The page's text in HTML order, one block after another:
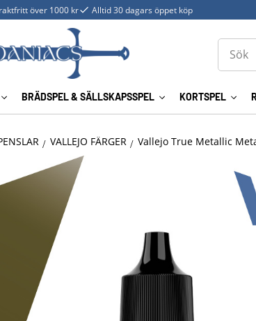
över 1000 kr Alltid 30 dagars öppet köp
BRÄDSPEL & SÄLLSKAPSSPEL KORTSPEL
VALLEJO FÄRGER Vallejo True Metallic